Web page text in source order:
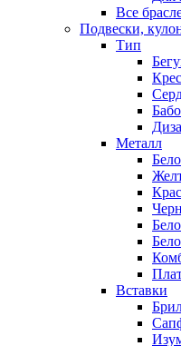
Все
Подвески,
Тип
Металл
Вставки